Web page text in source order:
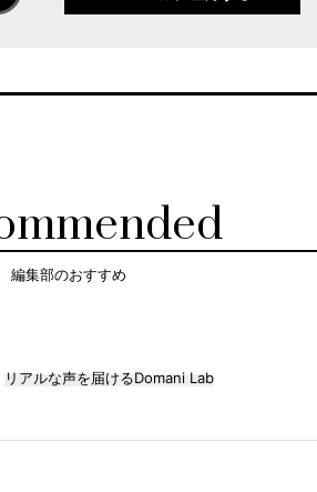
編集部のおすすめ
リアルな声を届けるDomani Lab